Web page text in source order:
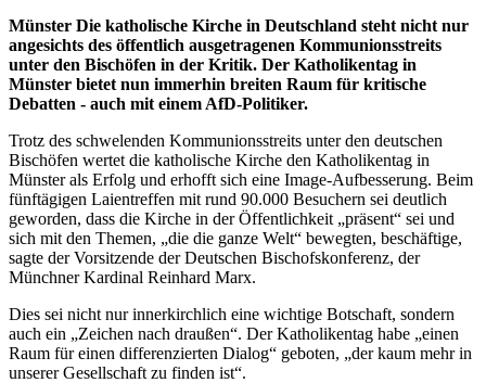
Münster Die katholische Kirche in Deutschland steht nicht nur
angesichts des öffentlich ausgetragenen Kommunionsstreits
unter den Bischöfen in der Kritik. Der Katholikentag in
Münster bietet nun immerhin breiten Raum für kritische
Debatten - auch mit einem AfD-Politiker.
Trotz des schwelenden Kommunionsstreits unter den deutschen
Bischöfen wertet die katholische Kirche den Katholikentag in
Münster als Erfolg und erhofft sich eine Image-Aufbesserung. Beim
fünftägigen Laientreffen mit rund 90.000 Besuchern sei deutlich
geworden, dass die Kirche in der Öffentlichkeit „präsent“ sei und
sich mit den Themen, „die die ganze Welt“ bewegten, beschäftige,
sagte der Vorsitzende der Deutschen Bischofskonferenz, der
Münchner Kardinal Reinhard Marx.
Dies sei nicht nur innerkirchlich eine wichtige Botschaft, sondern
auch ein „Zeichen nach draußen“. Der Katholikentag habe „einen
Raum für einen differenzierten Dialog“ geboten, „der kaum mehr in
unserer Gesellschaft zu finden ist“.